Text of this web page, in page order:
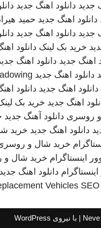
جدید دانلود اهنگ جدید
دانلود اهنگ جدید حمید
جدید دانلود اهنگ جدید
خرید بک لینک دانلود
اهنگ جدید دانلود اهنگ
دانلود اهنگ جدید
دانلود اهنگ جدید دانلود
اهنگ جدید خرید بک
روسری دانلود آهنگ جدید
دانلود اهنگ جدید خرید
خرید شال و
اینستاگرام خرید شال
اینستاگرام دانلود اهنگ جدید
Vehicles SEO
Neve | با نیروی WordPress